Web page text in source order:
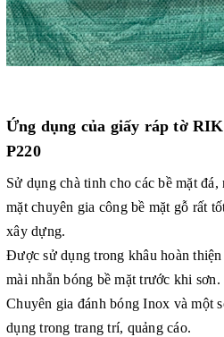
Ứng dụng của giấy ráp tờ
P220
Sử dụng chà tinh cho các bề mặt
mặt chuyên gia công bề mặt gỗ rất
xây dựng.
Được sử dụng trong khâu hoàn
mài nhẵn bóng bề mặt trước khi sơn.
Chuyên gia đánh bóng Inox và một
dụng trong trang trí, quảng cáo.